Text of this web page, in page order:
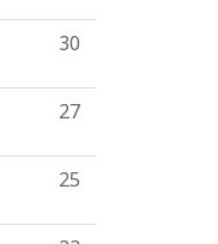
30
27
25